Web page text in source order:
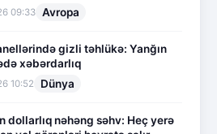
09:33 Avropa
gizli təhlükə: Yanğın
xəbərdarlıq
10:52 Dünya
dollarlıq nəhəng səhv: Heç yerə